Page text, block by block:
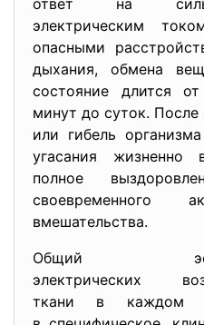
электрическим
опасными
дыхания, обмена
состояние длится
минут до суток. После
или гибель
угасания
полное
своевременного
вмешательства.
Общий
электрических
ткани в каждом